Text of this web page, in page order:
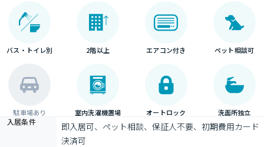
バス・トイレ別 2階以上 エアコン付き ペット相談可
駐車場あり 室内洗濯機置場 オートロック 洗面所独立
入居条件
即入居可、ペット相談、保証人不要、初期費用カード
決済可